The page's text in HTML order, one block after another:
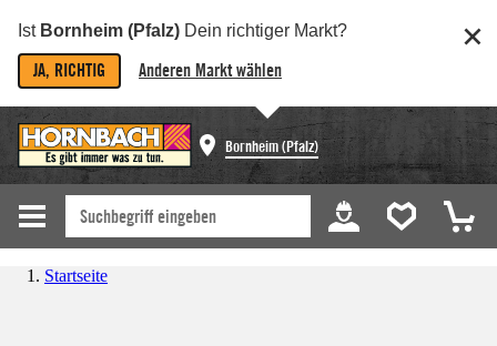
Ist Bornheim (Pfalz) Dein richtiger Markt?
JA, RICHTIG Anderen Markt wählen
Bornheim (Pfalz)
Startseite